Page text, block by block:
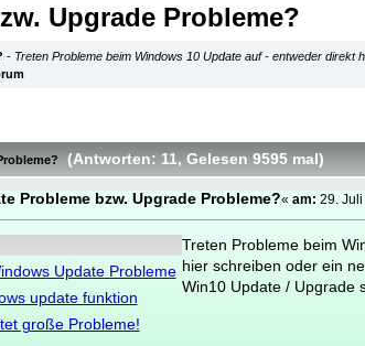
Upgrade Probleme?
- Treten Probleme beim Windows 10 Update auf - entweder
(Antworten: 11, Gelesen 9595 mal )
Probleme bzw. Upgrade Probleme?«am: 29. Juli
Update Probleme
update funktion
große Probleme!
Treten Probleme beim
hier schreiben oder ein
Win10 Update / Upgrade